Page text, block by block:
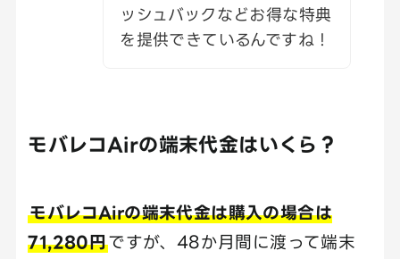
ッシュバックなどお得な特典
を提供できているんですね！
モバレコAirの端末代金はいくら？
モバレコAirの端末代金は購入の場合は
71,280円ですが、48か月間に渡って端末